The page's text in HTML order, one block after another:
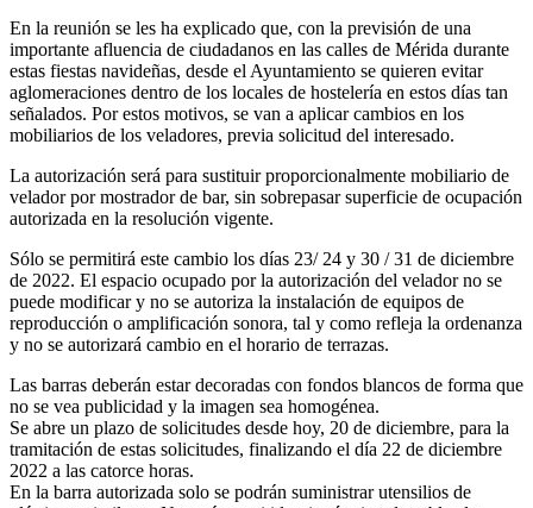
En la reunión se les ha explicado que, con la previsión de una
importante afluencia de ciudadanos en las calles de Mérida durante
estas fiestas navideñas, desde el Ayuntamiento se quieren evitar
aglomeraciones dentro de los locales de hostelería en estos días tan
señalados. Por estos motivos, se van a aplicar cambios en los
mobiliarios de los veladores, previa solicitud del interesado.
La autorización será para sustituir proporcionalmente mobiliario de
velador por mostrador de bar, sin sobrepasar superficie de ocupación
autorizada en la resolución vigente.
Sólo se permitirá este cambio los días 23/ 24 y 30 / 31 de diciembre
de 2022. El espacio ocupado por la autorización del velador no se
puede modificar y no se autoriza la instalación de equipos de
reproducción o amplificación sonora, tal y como refleja la ordenanza
y no se autorizará cambio en el horario de terrazas.
Las barras deberán estar decoradas con fondos blancos de forma que
no se vea publicidad y la imagen sea homogénea.
Se abre un plazo de solicitudes desde hoy, 20 de diciembre, para la
tramitación de estas solicitudes, finalizando el día 22 de diciembre
2022 a las catorce horas.
En la barra autorizada solo se podrán suministrar utensilios de